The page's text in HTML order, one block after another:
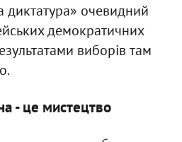
диктатура» очевидний
демократичних
виборів там
- це мистецтво